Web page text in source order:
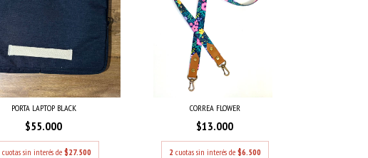
PORTA LAPTOP BLACK
$55.000
cuotas sin interés de$27.500
CORREA FLOWER
$13.000
2 cuotas sin interés de $6.500